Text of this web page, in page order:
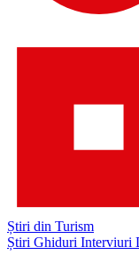
Știri din Turism
Știri Ghiduri Interviuri